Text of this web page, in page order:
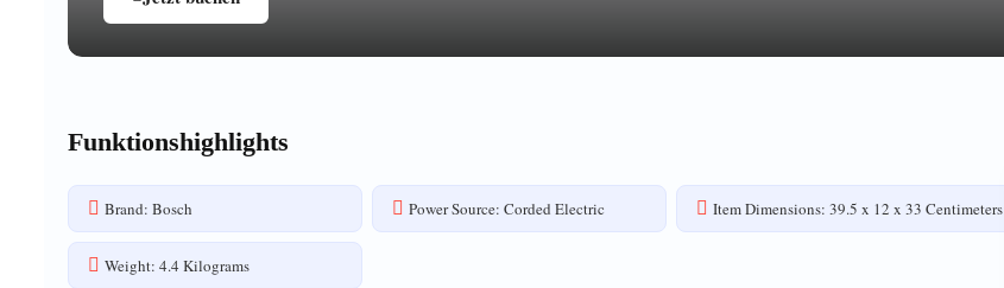
Funktionshighlights
Brand: Bosch Power Source: Corded Electric Item Dimensions: 39.5 x 12 x 33 Centimeters
Weight: 4.4 Kilograms